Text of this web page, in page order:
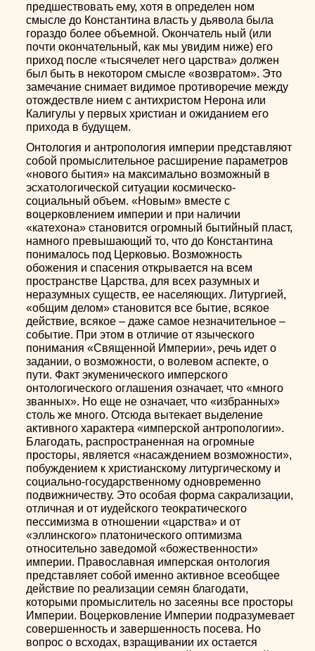
предшествовать ему, хотя в определен ном
смысле до Константина власть у дьявола была
гораздо более объемной. Окончатель ный (или
почти окончательный, как мы увидим ниже) его
приход после «тысячелет него царства» должен
был быть в некотором смысле «возвратом». Это
замечание снимает видимое противоречие между
отождествле нием с антихристом Нерона или
Калигулы у первых христиан и ожиданием его
прихода в будущем.
Онтология и антропология империи представляют
собой промыслительное расширение параметров
«нового бытия» на максимально возможный в
эсхатологической ситуации космическо-
социальный объем. «Новым» вместе с
воцерковлением империи и при наличии
«катехона» становится огромный бытийный пласт,
намного превышающий то, что до Константина
понималось под Церковью. Возможность
обожения и спасения открывается на всем
пространстве Царства, для всех разумных и
неразумных существ, ее населяющих. Литургией,
«общим делом» становится все бытие, всякое
действие, всякое – даже самое незначительное –
событие. При этом в отличие от языческого
понимания «Священной Империи», речь идет о
задании, о возможности, о волевом аспекте, о
пути. Факт экуменического имперского
онтологического оглашения означает, что «много
званных». Но еще не означает, что «избранных»
столь же много. Отсюда вытекает выделение
активного характера «имперской антропологии».
Благодать, распространенная на огромные
просторы, является «насаждением возможности»,
побуждением к христианскому литургическому и
социально-государственному одновременно
подвижничеству. Это особая форма сакрализации,
отличная и от иудейского теократического
пессимизма в отношении «царства» и от
«эллинского» платонического оптимизма
относительно заведомой «божественности»
империи. Православная имперская онтология
представляет собой именно активное всеобщее
действие по реализации семян благодати,
которыми промыслитель но засеяны все просторы
Империи. Воцерковление Империи подразумевает
совершенность и завершенность посева. Но
вопрос о всходах, взращивании их остается